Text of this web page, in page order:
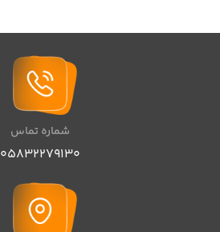
شماره تماس
05832279130